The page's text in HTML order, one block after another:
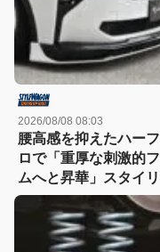
2026/08/08 08:03
腰高感を抑えたハー
ロで「重厚な刺激的
ムへと昇華」スタイ
ュなエステートを構築